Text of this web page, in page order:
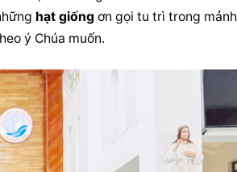
hạt giống ơn gọi tu trì trong mảnh
ý Chúa muốn.